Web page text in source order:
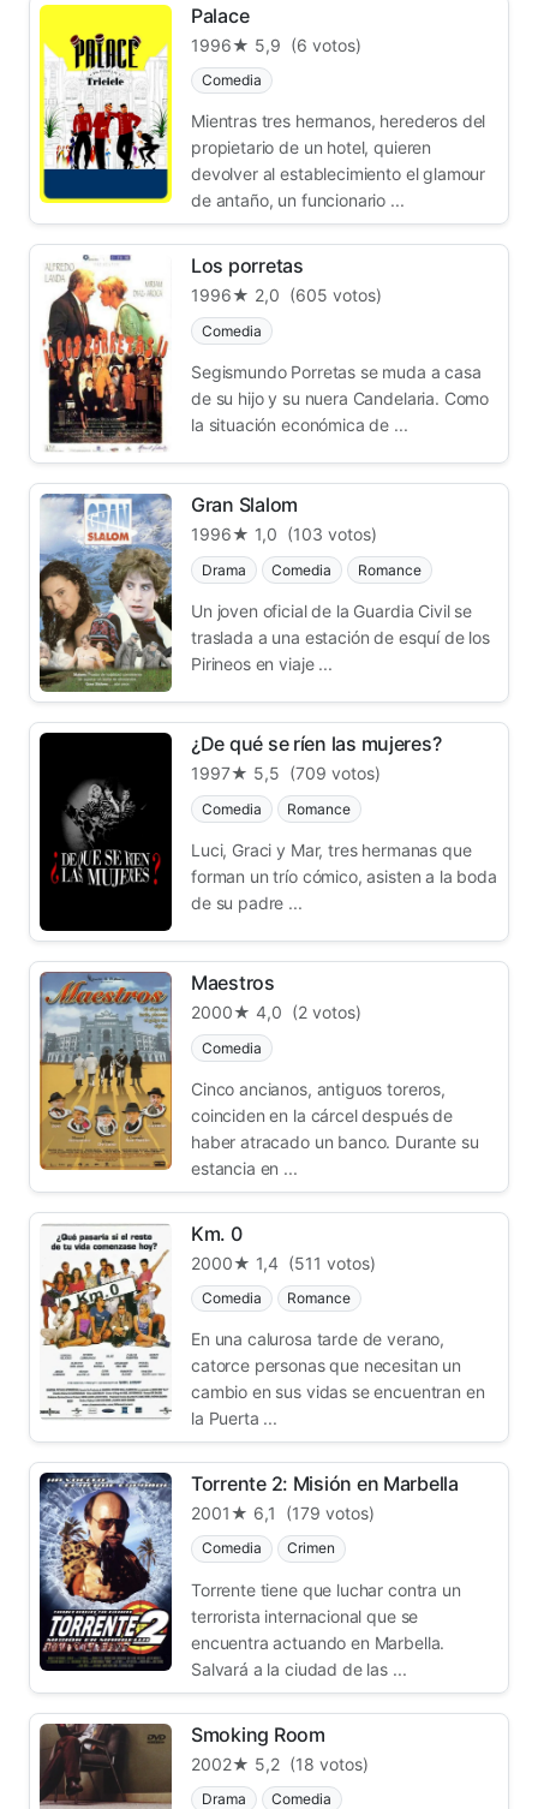
Palace
1996★ 5,9 (6 votos)
Comedia
Mientras tres hermanos, herederos del
propietario de un hotel, quieren
devolver al establecimiento el glamour
de antaño, un funcionario ...
Los porretas
1996★ 2,0 (605 votos)
Comedia
Segismundo Porretas se muda a casa
de su hijo y su nuera Candelaria. Como
la situación económica de ...
Gran Slalom
1996★ 1,0 (103 votos)
Drama Comedia Romance
Un joven oficial de la Guardia Civil se
traslada a una estación de esquí de los
Pirineos en viaje ...
¿De qué se ríen las mujeres?
1997★ 5,5 (709 votos)
Comedia Romance
Luci, Graci y Mar, tres hermanas que
forman un trío cómico, asisten a la boda
de su padre ...
Maestros
2000★ 4,0 (2 votos)
Comedia
Cinco ancianos, antiguos toreros,
coinciden en la cárcel después de
haber atracado un banco. Durante su
estancia en ...
Km. 0
2000★ 1,4 (511 votos)
Comedia Romance
En una calurosa tarde de verano,
catorce personas que necesitan un
cambio en sus vidas se encuentran en
la Puerta ...
Torrente 2: Misión en Marbella
2001★ 6,1 (179 votos)
Comedia Crimen
Torrente tiene que luchar contra un
terrorista internacional que se
encuentra actuando en Marbella.
Salvará a la ciudad de las ...
Smoking Room
2002★ 5,2 (18 votos)
Drama Comedia